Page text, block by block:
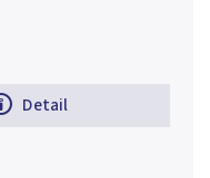
Detail